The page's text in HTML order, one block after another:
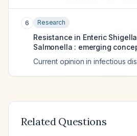
6 Research
Resistance in Enteric
Salmonella : emerging
Current opinion in infectious
Related Questions